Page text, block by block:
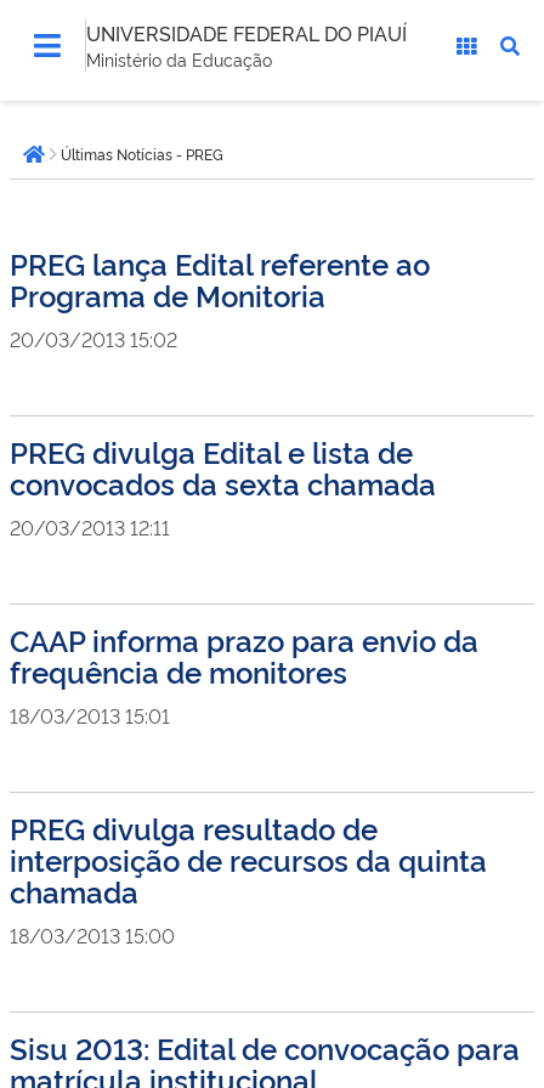
UNIVERSIDADE FEDERAL DO PIAUÍ
Ministério da Educação
está
aqui:Página inicial
Últimas Notícias - PREG
PREG lança Edital referente ao
Programa de Monitoria
20/03/2013 15:02
PREG divulga Edital e lista de
convocados da sexta chamada
20/03/2013 12:11
CAAP informa prazo para envio da
frequência de monitores
18/03/2013 15:01
PREG divulga resultado de
interposição de recursos da quinta
chamada
18/03/2013 15:00
Sisu 2013: Edital de convocação para
matrícula institucional